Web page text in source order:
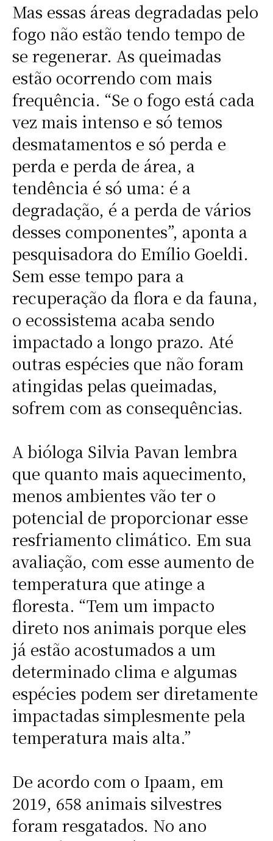
Mas essas áreas degradadas pelo
fogo não estão tendo tempo de
se regenerar. As queimadas
estão ocorrendo com mais
frequência. “Se o fogo está cada
vez mais intenso e só temos
desmatamentos e só perda e
perda e perda de área, a
tendência é só uma: é a
degradação, é a perda de vários
desses componentes”, aponta a
pesquisadora do Emílio Goeldi.
Sem esse tempo para a
recuperação da flora e da fauna,
o ecossistema acaba sendo
impactado a longo prazo. Até
outras espécies que não foram
atingidas pelas queimadas,
sofrem com as consequências.
A bióloga Silvia Pavan lembra
que quanto mais aquecimento,
menos ambientes vão ter o
potencial de proporcionar esse
resfriamento climático. Em sua
avaliação, com esse aumento de
temperatura que atinge a
floresta. “Tem um impacto
direto nos animais porque eles
já estão acostumados a um
determinado clima e algumas
espécies podem ser diretamente
impactadas simplesmente pela
temperatura mais alta.”
De acordo com o Ipaam, em
2019, 658 animais silvestres
foram resgatados. No ano